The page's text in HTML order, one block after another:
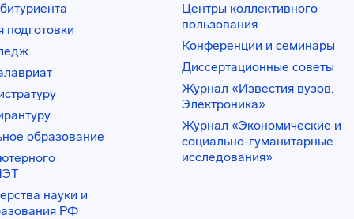
подготовки
образование
науки и
РФ
Центры коллективного
пользования
Конференции и семинары
Диссертационные советы
Журнал «Известия вузов.
Электроника»
Журнал «Экономические и
социально-гуманитарные
исследования»